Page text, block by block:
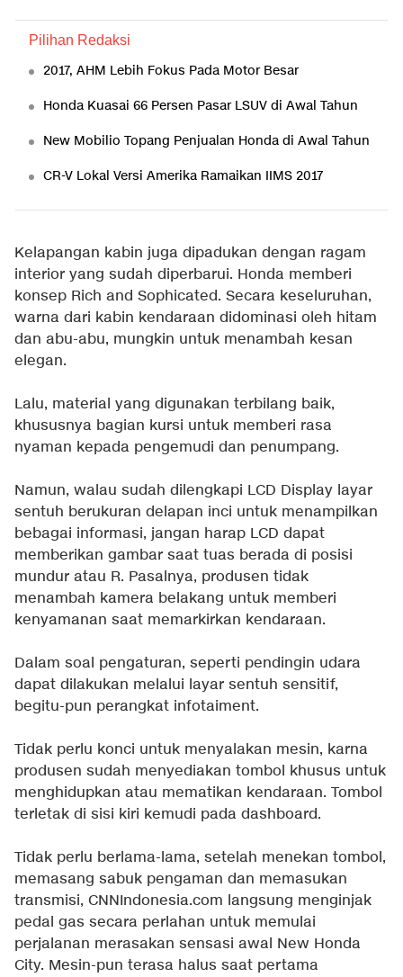
Pilihan Redaksi
2017, AHM Lebih Fokus Pada Motor Besar
Honda Kuasai 66 Persen Pasar LSUV di Awal Tahun
New Mobilio Topang Penjualan Honda di Awal Tahun
CR-V Lokal Versi Amerika Ramaikan IIMS 2017
Kelapangan kabin juga dipadukan dengan ragam
interior yang sudah diperbarui. Honda memberi
konsep Rich and Sophicated. Secara keseluruhan,
warna dari kabin kendaraan didominasi oleh hitam
dan abu-abu, mungkin untuk menambah kesan
elegan.
Lalu, material yang digunakan terbilang baik,
khususnya bagian kursi untuk memberi rasa
nyaman kepada pengemudi dan penumpang.
Namun, walau sudah dilengkapi LCD Display layar
sentuh berukuran delapan inci untuk menampilkan
bebagai informasi, jangan harap LCD dapat
memberikan gambar saat tuas berada di posisi
mundur atau R. Pasalnya, produsen tidak
menambah kamera belakang untuk memberi
kenyamanan saat memarkirkan kendaraan.
Dalam soal pengaturan, seperti pendingin udara
dapat dilakukan melalui layar sentuh sensitif,
begitu-pun perangkat infotaiment.
Tidak perlu konci untuk menyalakan mesin, karna
produsen sudah menyediakan tombol khusus untuk
menghidupkan atau mematikan kendaraan. Tombol
terletak di sisi kiri kemudi pada dashboard.
Tidak perlu berlama-lama, setelah menekan tombol,
memasang sabuk pengaman dan memasukan
transmisi, CNNIndonesia.com langsung menginjak
pedal gas secara perlahan untuk memulai
perjalanan merasakan sensasi awal New Honda
City. Mesin-pun terasa halus saat pertama